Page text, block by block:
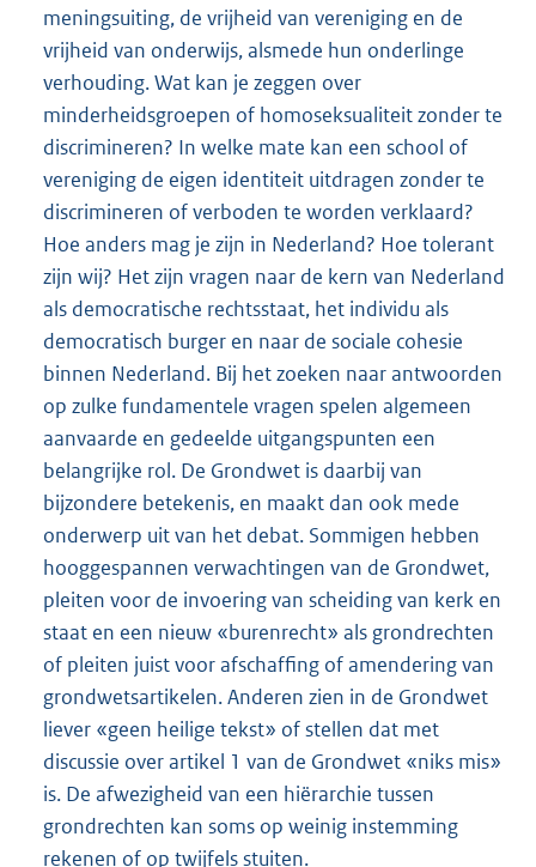
meningsuiting, de vrijheid van vereniging en de
vrijheid van onderwijs, alsmede hun onderlinge
verhouding. Wat kan je zeggen over
minderheidsgroepen of homoseksualiteit zonder te
discrimineren? In welke mate kan een school of
vereniging de eigen identiteit uitdragen zonder te
discrimineren of verboden te worden verklaard?
Hoe anders mag je zijn in Nederland? Hoe tolerant
zijn wij? Het zijn vragen naar de kern van Nederland
als democratische rechtsstaat, het individu als
democratisch burger en naar de sociale cohesie
binnen Nederland. Bij het zoeken naar antwoorden
op zulke fundamentele vragen spelen algemeen
aanvaarde en gedeelde uitgangspunten een
belangrijke rol. De Grondwet is daarbij van
bijzondere betekenis, en maakt dan ook mede
onderwerp uit van het debat. Sommigen hebben
hooggespannen verwachtingen van de Grondwet,
pleiten voor de invoering van scheiding van kerk en
staat en een nieuw «burenrecht» als grondrechten
of pleiten juist voor afschaffing of amendering van
grondwetsartikelen. Anderen zien in de Grondwet
liever «geen heilige tekst» of stellen dat met
discussie over artikel 1 van de Grondwet «niks mis»
is. De afwezigheid van een hiërarchie tussen
grondrechten kan soms op weinig instemming
rekenen of op twijfels stuiten.